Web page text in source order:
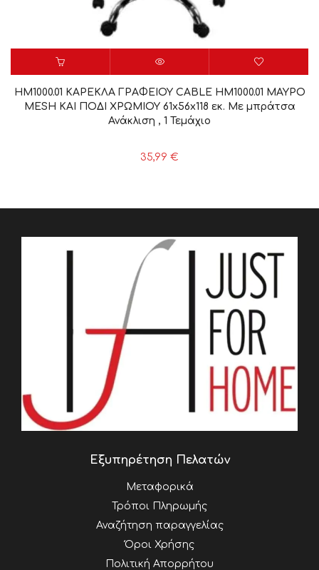
HM1000.01 ΚΑΡΕΚΛΑ ΓΡΑΦΕΙΟΥ CABLE HM1000.01 ΜΑΥΡO
MESH ΚΑΙ ΠΟΔΙ ΧΡΩΜΙΟΥ 61x56x118 εκ. Με μπράτσα
Ανάκλιση , 1 Τεμάχιο
35,99 €
Εξυπηρέτηση Πελατών
Μεταφορικά
Τρόποι Πληρωμής
Αναζήτηση παραγγελίας
Όροι Χρήσης
Πολιτική Απορρήτου